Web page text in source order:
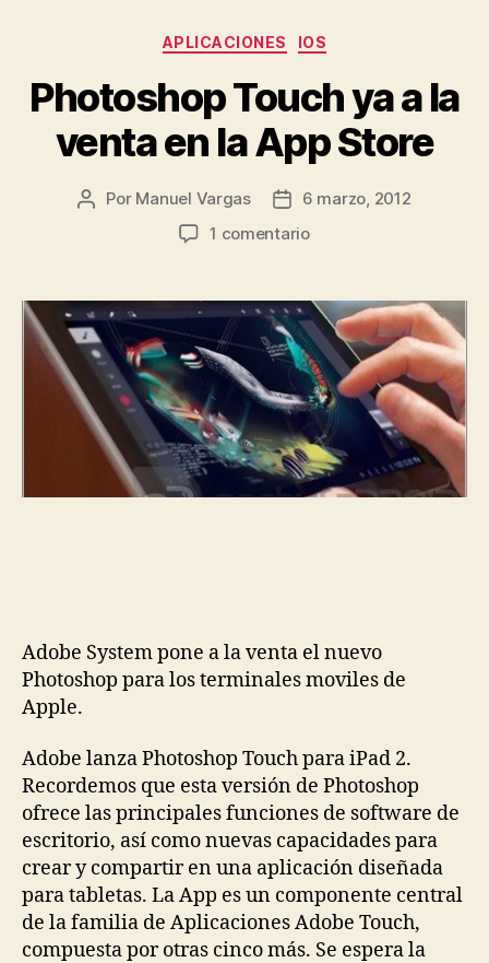
Categorías
APLICACIONES IOS
Photoshop Touch ya a la
venta en la App Store
Autor
Por Manuel Vargas
Fecha
de
6 marzo, 2012
1 comentarioen
ya
a
la
venta
en
App
Store
Adobe System pone a la venta el nuevo
Photoshop para los terminales moviles de
Apple.
Adobe lanza Photoshop Touch para iPad 2.
Recordemos que esta versión de Photoshop
ofrece las principales funciones de software de
escritorio, así como nuevas capacidades para
crear y compartir en una aplicación diseñada
para tabletas. La App es un componente central
de la familia de Aplicaciones Adobe Touch,
compuesta por otras cinco más. Se espera la